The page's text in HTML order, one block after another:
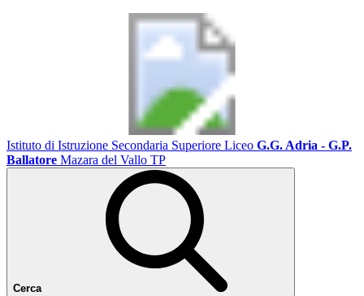
Istituto di Istruzione Secondaria Superiore Liceo G.G. Adria - G.P.
Ballatore Mazara del Vallo TP
Cerca